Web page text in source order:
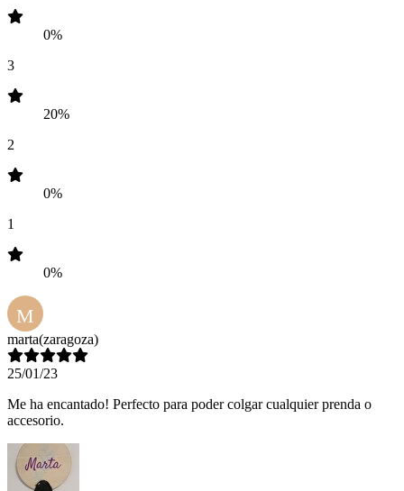
0%
3
20%
2
0%
1
0%
M
marta(zaragoza)
25/01/23
Me ha encantado! Perfecto para poder colgar cualquier prenda o
accesorio.